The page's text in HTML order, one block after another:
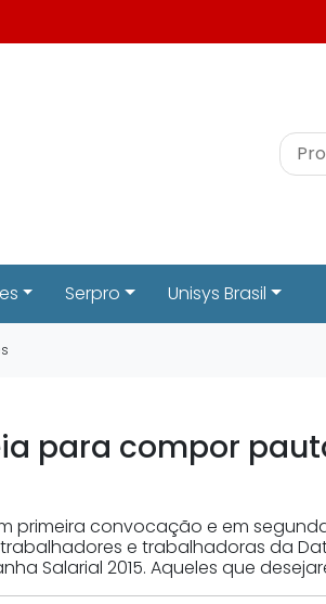
Serpro Unisys Brasil
para compor
primeira convocação e em
e trabalhadoras da
Salarial 2015. Aqueles que